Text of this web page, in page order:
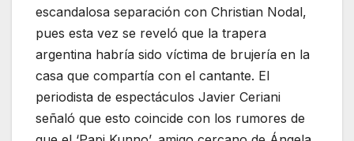
escandalosa separación con Christian Nodal,
pues esta vez se reveló que la trapera
argentina habría sido víctima de brujería en la
casa que compartía con el cantante. El
periodista de espectáculos Javier Ceriani
señaló que esto coincide con los rumores de